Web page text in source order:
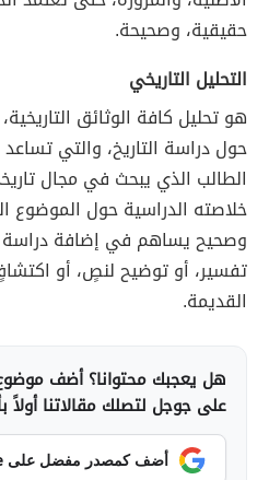
حقيقية، وصحيحة.
التحليل التاريخي
هو تحليل كافة الوثائق
حول دراسة التاريخ، والتي تساعد
الطالب الذي يبحث في مجال
خلاصته الدراسية حول الموضوع
وصحيح يساهم في إضافة دراسة
تفسير، أو توضيح لنصٍ، أو
القديمة.
هل يعجبك محتوانا؟ أضف
على جوجل لتصلك مقالاتنا أولاً
أضف كمصدر مفضل على Google